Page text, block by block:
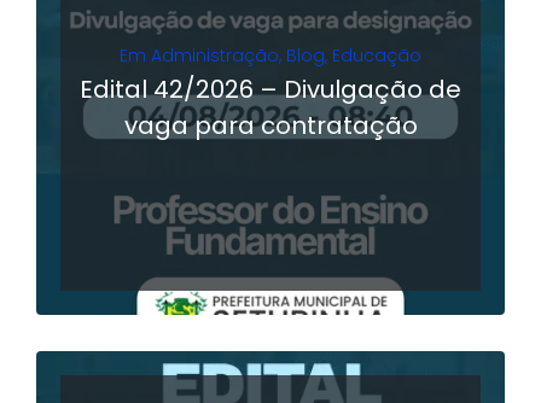
Em Administração, Blog, Educação
Edital 42/2026 – Divulgação de
vaga para contratação